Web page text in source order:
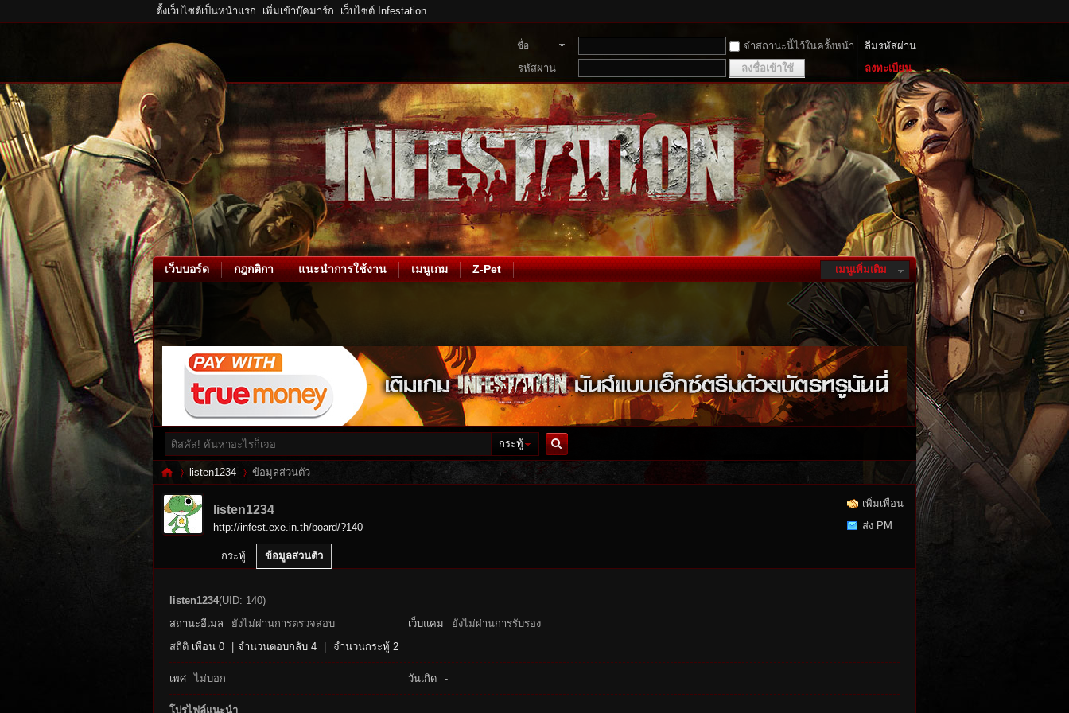
ตั้งเว็บไซต์เป็นหน้าแรก เพิ่มเข้าบุ๊คมาร์ก เว็บไซต์ Infestation
ชื่อ
สมาชิก
จำสถานะนี้ไว้ในครั้งหน้า
ลืมรหัสผ่าน
รหัสผ่าน
ลงชื่อเข้าใช้ ลงทะเบียน
เมนูเพิ่มเติม
เว็บบอร์ด กฎกติกา แนะนำการใช้งาน เมนูเกม Z-Pet
กระทู้
ค้นหา
listen1234 ข้อมูลส่วนตัว
เพิ่มเพื่อน
ส่ง PM
listen1234
http://infest.exe.in.th/board/?140
กระทู้ ข้อมูลส่วนตัว
listen1234(UID: 140)
สถานะอีเมล
ยังไม่ผ่านการตรวจสอบ เว็บแคม
ยังไม่ผ่านการรับรอง
สถิติ เพื่อน 0 จำนวนตอบกลับ 4 จำนวนกระทู้ 2
เพศ ไม่บอก วันเกิด -
โปรไฟล์แนะนำ